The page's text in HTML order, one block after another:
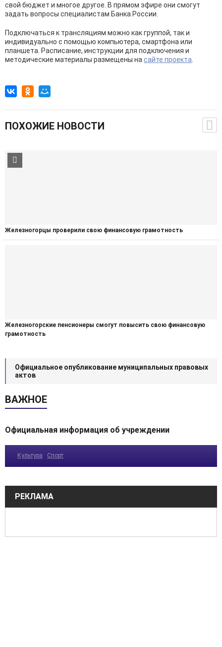
свой бюджет и многое другое. В прямом эфире они смогут
задать вопросы специалистам Банка России.
Подключаться к трансляциям можно как группой, так и
индивидуально с помощью компьютера, смартфона или
планшета. Расписание, инструкции для подключения и
методические материалы размещены на сайте проекта
ПОХОЖИЕ НОВОСТИ
Железногорцы проверили свою финансовую грамотность
Железногорские пенсионеры смогут повысить свою финансовую
грамотность
Официальное опубликование муниципальных правовых
актов
ВАЖНОЕ
Официальная информация об учреждении
Культура Спорт
РЕКЛАМА